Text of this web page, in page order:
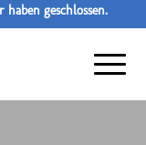
haben geschlossen.